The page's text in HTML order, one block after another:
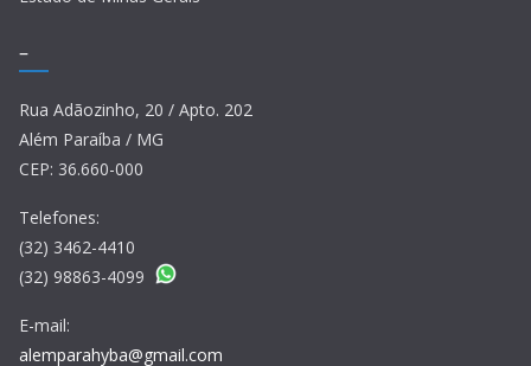
–
Rua Adãozinho, 20 / Apto. 202
Além Paraíba / MG
CEP: 36.660-000
Telefones:
(32) 3462-4410
(32) 98863-4099
E-mail:
alemparahyba@gmail.com